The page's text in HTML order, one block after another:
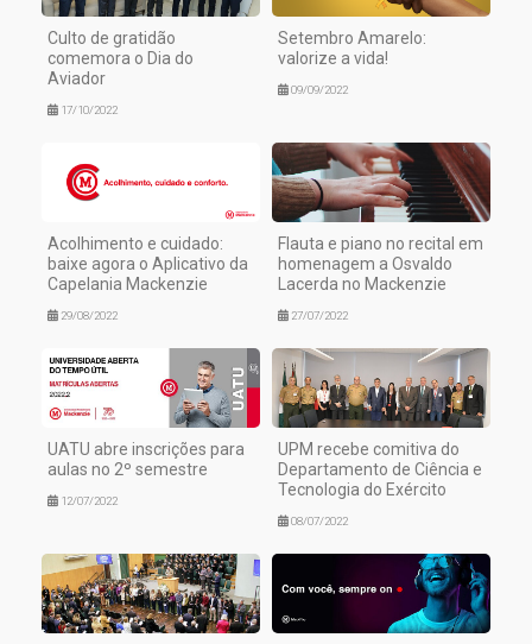
Culto de gratidão
comemora o Dia do
Aviador
17/10/2022
Setembro Amarelo:
valorize a vida!
09/09/2022
Acolhimento e cuidado:
baixe agora o Aplicativo da
Capelania Mackenzie
29/08/2022
Flauta e piano no recital em
homenagem a Osvaldo
Lacerda no Mackenzie
27/07/2022
UATU abre inscrições para
aulas no 2º semestre
12/07/2022
UPM recebe comitiva do
Departamento de Ciência e
Tecnologia do Exército
08/07/2022